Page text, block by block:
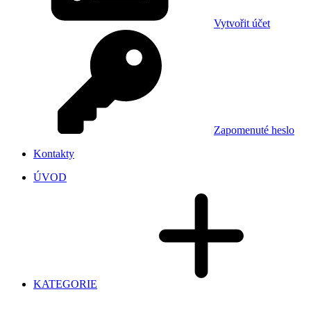
Vytvořit účet
Zapomenuté heslo
Kontakty
ÚVOD
KATEGORIE